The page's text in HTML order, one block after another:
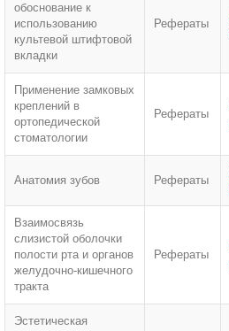
обоснование к
использованию
культевой штифтовой
вкладки
Рефераты
Применение замковых
креплений в
ортопедической
стоматологии
Рефераты
Анатомия зубов Рефераты
Взаимосвязь
слизистой оболочки
полости рта и органов
желудочно-кишечного
тракта
Рефераты
Эстетическая